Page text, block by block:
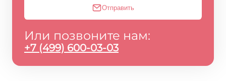
Отправить
Или позвоните нам:
+7 (499) 600-03-03